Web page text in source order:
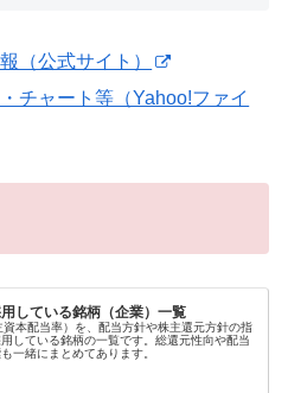
（公式サイト）
チャート等（Yahoo!ファイ
している銘柄（企業）一覧
資本配当率）を、配当方針や株主還元方針の指
している銘柄の一覧です。総還元性向や配当
一緒にまとめてあります。